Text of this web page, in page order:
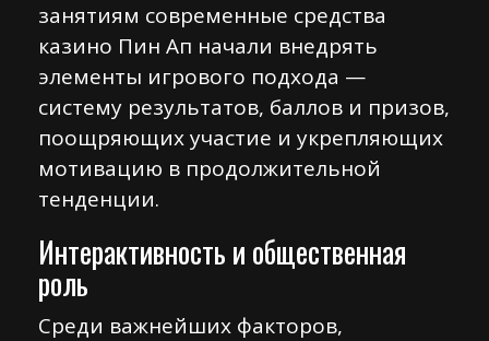
занятиям современные средства
казино Пин Ап начали внедрять
элементы игрового подхода —
систему результатов, баллов и призов,
поощряющих участие и укрепляющих
мотивацию в продолжительной
тенденции.
Интерактивность и общественная
роль
Среди важнейших факторов,